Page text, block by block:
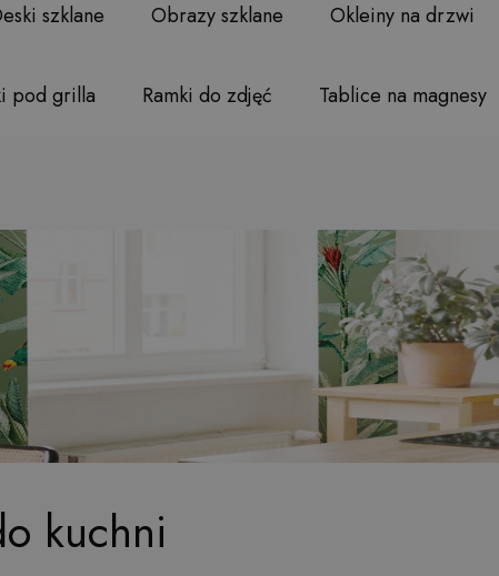
szklane Obrazy szklane Okleiny na drzwi
pod grilla Ramki do zdjęć Tablice na magnesy
kuchni